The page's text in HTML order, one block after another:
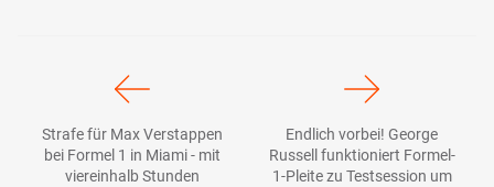
Strafe für Max Verstappen
bei Formel 1 in Miami - mit
viereinhalb Stunden
Endlich vorbei! George
Russell funktioniert Formel-
1-Pleite zu Testsession um